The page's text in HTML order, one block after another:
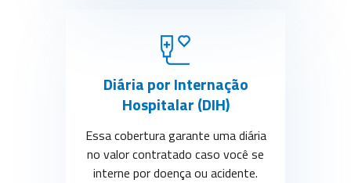
Diária por Internação
Hospitalar (DIH)
Essa cobertura garante uma diária
no valor contratado caso você se
interne por doença ou acidente.